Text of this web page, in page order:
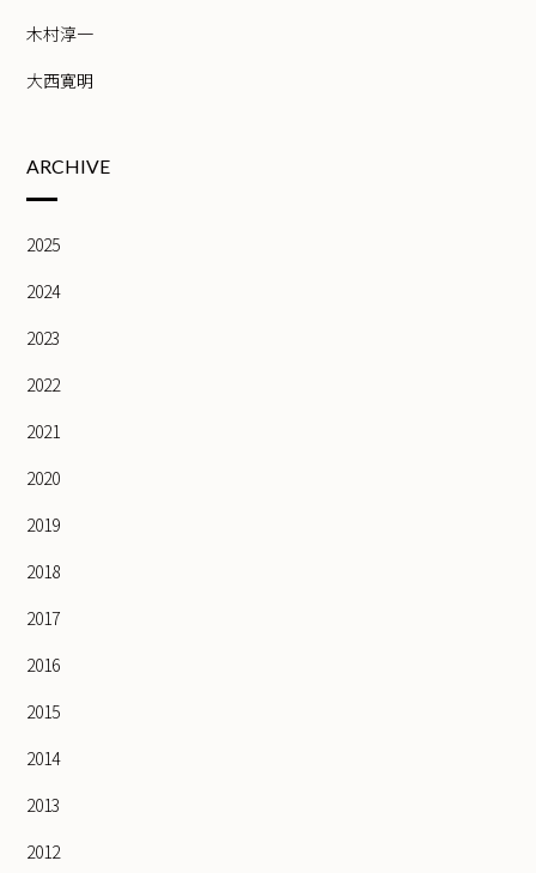
木村淳一
大西寛明
ARCHIVE
2025
2024
2023
2022
2021
2020
2019
2018
2017
2016
2015
2014
2013
2012